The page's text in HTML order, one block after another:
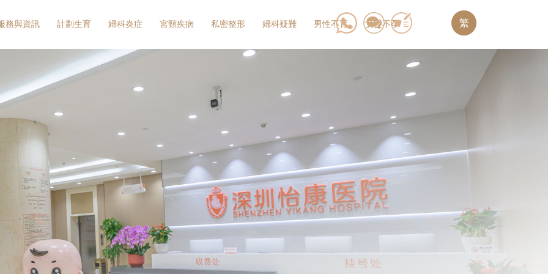
務與資訊 計劃生育 婦科炎症 宮頸疾病 私密整形 婦科疑難 男性不育 女性不孕 繁